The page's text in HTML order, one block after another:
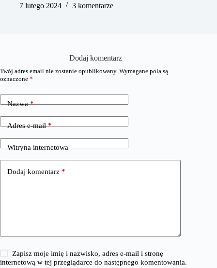
7 lutego 2024
3 komentarze
Dodaj komentarz
Twój adres email nie zostanie opublikowany. Wymagane pola są
oznaczone *
Nazwa*
Adres e-mail*
Witryna internetowa
Dodaj komentarz *
Zapisz moje imię i nazwisko, adres e-mail i stronę
internetową w tej przeglądarce do następnego komentowania.